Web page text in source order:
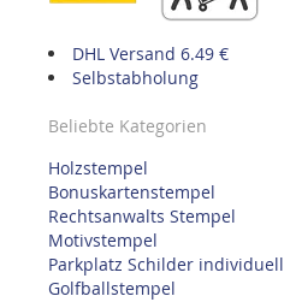
DHL Versand 6.49 €
Selbstabholung
Beliebte Kategorien
Holzstempel
Bonuskartenstempel
Rechtsanwalts Stempel
Motivstempel
Parkplatz Schilder individuell
Golfballstempel